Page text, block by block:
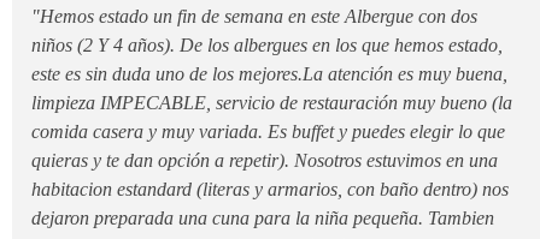
"Hemos estado un fin de semana en este Albergue con dos
niños (2 Y 4 años). De los albergues en los que hemos estado,
este es sin duda uno de los mejores.La atención es muy buena,
limpieza IMPECABLE, servicio de restauración muy bueno (la
comida casera y muy variada. Es buffet y puedes elegir lo que
quieras y te dan opción a repetir). Nosotros estuvimos en una
habitacion estandard (literas y armarios, con baño dentro) nos
dejaron preparada una cuna para la niña pequeña. Tambien